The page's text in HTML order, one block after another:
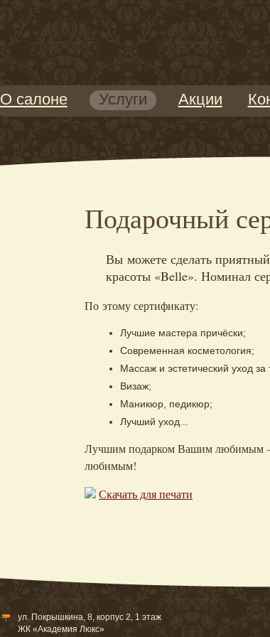
О салоне Услуги Акции
Подарочный
Вы можете сделать
красоты «Belle». Номинал
По этому сертификату:
Лучшие мастера причёски;
Современная косметология;
Массаж и эстетический уход за
Визаж;
Маникюр, педикюр;
Лучший уход...
Лучшим подарком Вашим любимым —
любимым!
Скачать для печати
ул. Покрышкина, 8, корпус 2, 1 этаж
ЖК «Академия Люкс»